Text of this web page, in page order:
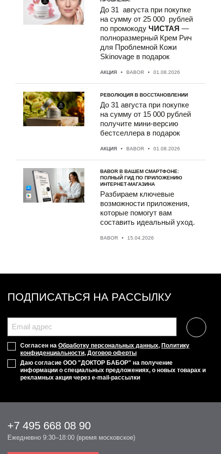
До 31 августа при покупке
на сумму от 25 000 рублей
по промокоду ЧИСТАЯ —
полноразмерный Крем Рич
для Проблемной Кожи
Skinovage в подарок
До 31 августа при покупке
на сумму от 15 000 рублей
получите мини-версию
бестселлера в подарок
Разбираем ключевые
возможности приложения,
которые помогут вам
составить идеальный уход.
ПОДПИСАТЬСЯ НА РАССЫЛКУ
Согласен на Обработку персональных данных, Политику
конфиденциальности, Договор оферты
Даю согласие ООО "ДОКТОР БАБОР" на получение
информации о специальных предложениях, о новых товарах и
рекламных акция через e-mail-рассылки
+7 495 668 08 90
Ежедневно 9:30–18:00 (время московское)